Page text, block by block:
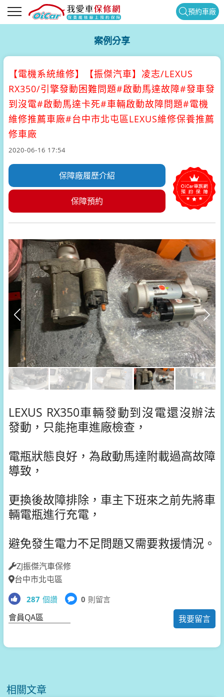
預約車廠
案例分享
【電機系統維修】
【振傑汽車】凌志/LEXUS
RX350/引擎發動困難問題#啟動馬達故障#發車發
到沒電#啟動馬達卡死#車輛啟動故障問題#電機
維修推薦車廠#台中市北屯區LEXUS維修保養推薦
修車廠
2020-06-16 17:54
保障廠履歷介紹
保障預約
LEXUS RX350車輛發動到沒電還沒辦法
發動，只能拖車進廠檢查，
電瓶狀態良好，為啟動馬達附載過高故障
導致，
更換後故障排除，車主下班來之前先將車
輛電瓶進行充電，
避免發生電力不足問題又需要救援情況。
ZJ振傑汽車保修
台中市北屯區
287 個讚 0 則留言
我要留言
會員QA區
相關文章